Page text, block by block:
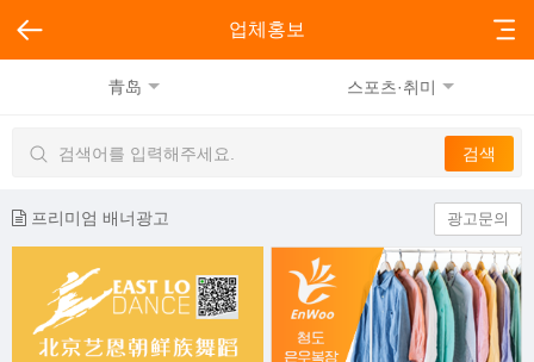
업체홍보
青岛 스포츠·취미
프리미엄 배너광고 광고문의